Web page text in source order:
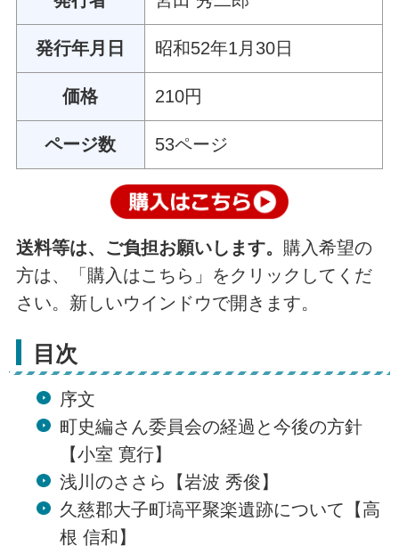
発行年月日 昭和52年1月30日
価格 210円
ページ数 53ページ
送料等は、ご負担お願いします。 購入希望の
方は、「購入はこちら」をクリックしてくだ
さい。新しいウインドウで開きます。
目次
序文
町史編さん委員会の経過と今後の方針
【小室 寛行】
浅川のささら【岩波 秀俊】
久慈郡大子町塙平聚楽遺跡について【高
根 信和】